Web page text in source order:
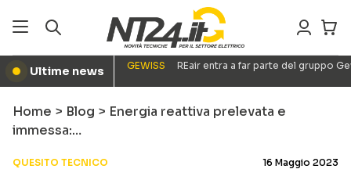
● Ultime news GEWISS REair entra a far parte del gruppo
Home > Blog > Energia reattiva prelevata e
immessa:…
QUESITO TECNICO 16 Maggio 2023